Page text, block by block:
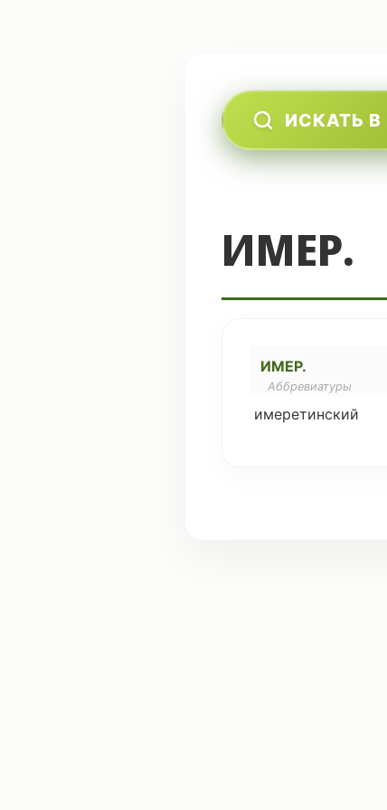
ИСКАТЬ
ИМЕР.
ИМЕР.
Аббревиатуры
имеретинский